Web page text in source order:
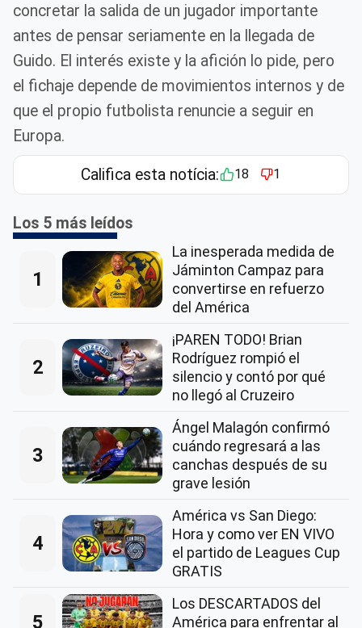
concretar la salida de un jugador importante
antes de pensar seriamente en la llegada de
Guido. El interés existe y la afición lo pide, pero
el fichaje depende de movimientos internos y de
que el propio futbolista renuncie a seguir en
Europa.
Califica esta notícia: 18 1
Los 5 más leídos
1
La inesperada medida de
Jáminton Campaz para
convertirse en refuerzo
del América
2
¡PAREN TODO! Brian
Rodríguez rompió el
silencio y contó por qué
no llegó al Cruzeiro
3
Ángel Malagón confirmó
cuándo regresará a las
canchas después de su
grave lesión
4
América vs San Diego:
Hora y como ver EN VIVO
el partido de Leagues Cup
GRATIS
5
Los DESCARTADOS del
América para enfrentar al